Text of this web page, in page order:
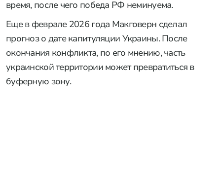
время, после чего победа РФ неминуема.
Еще в феврале 2026 года Макговерн сделал
прогноз о дате капитуляции Украины. После
окончания конфликта, по его мнению, часть
украинской территории может превратиться в
буферную зону.